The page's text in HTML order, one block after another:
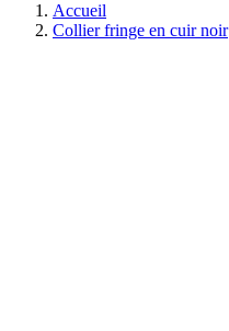
Accueil
Collier fringe en cuir noir